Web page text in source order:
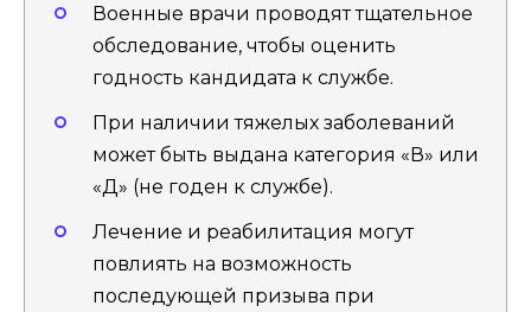
Военные врачи проводят тщательное
обследование, чтобы оценить
годность кандидата к службе.
При наличии тяжелых заболеваний
может быть выдана категория «В» или
«Д» (не годен к службе).
Лечение и реабилитация могут
повлиять на возможность
последующей призыва при